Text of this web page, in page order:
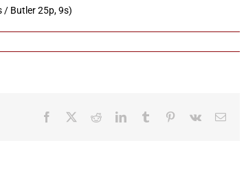
/ Butler 25p, 9s)
Facebook RedditLinkedInTumblr Pinterest
Vk Email